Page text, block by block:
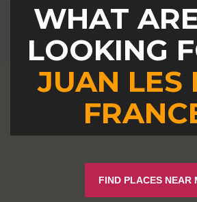
WHAT
LOOKING
JUAN LES
FIND PLACES NEAR